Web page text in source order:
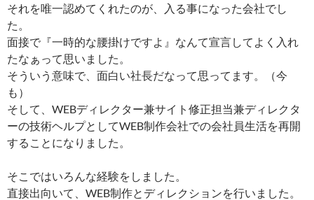
それを唯一認めてくれたのが、入る事になった会社でし
た。
面接で『一時的な腰掛けですよ』なんて宣言してよく入れ
たなぁって思いました。
そういう意味で、面白い社長だなって思ってます。（今
も）
そして、WEBディレクター兼サイト修正担当兼ディレクタ
ーの技術ヘルプとしてWEB制作会社での会社員生活を再開
することになりました。
そこではいろんな経験をしました。
直接出向いて、WEB制作とディレクションを行いました。